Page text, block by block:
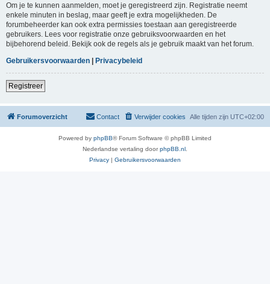
Om je te kunnen aanmelden, moet je geregistreerd zijn. Registratie neemt
enkele minuten in beslag, maar geeft je extra mogelijkheden. De
forumbeheerder kan ook extra permissies toestaan aan geregistreerde
gebruikers. Lees voor registratie onze gebruiksvoorwaarden en het
bijbehorend beleid. Bekijk ook de regels als je gebruik maakt van het forum.
Gebruikersvoorwaarden | Privacybeleid
Registreer
Forumoverzicht Alle tijden zijn UTC+02:00
Verwijder cookies
Contact
Powered by phpBB® Forum Software © phpBB Limited
Nederlandse vertaling doorphpBB.nl
Privacy | Gebruikersvoorwaarden